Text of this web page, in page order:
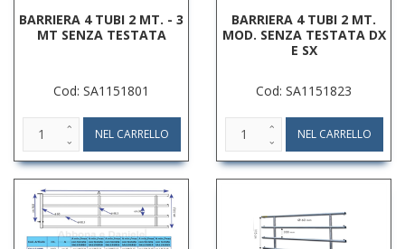
BARRIERA 4 TUBI 2 MT. - 3
MT SENZA TESTATA
Cod: SA1151801
BARRIERA 4 TUBI 2 MT.
MOD. SENZA TESTATA DX
E SX
Cod: SA1151823